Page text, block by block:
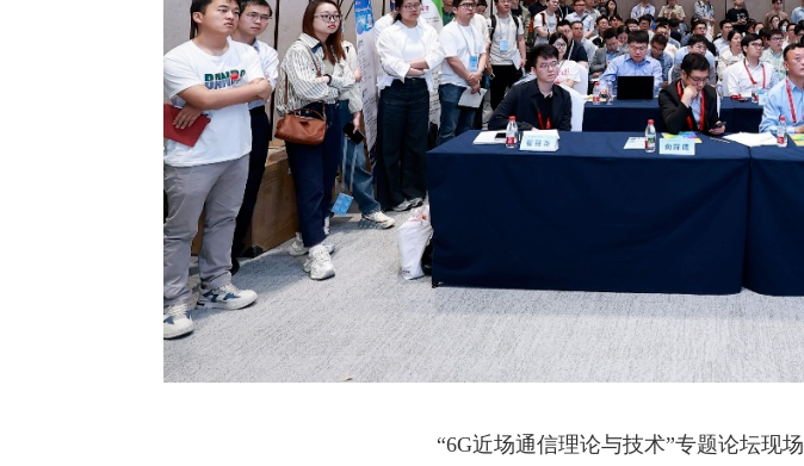
“6G近场通信理论与技术”专题论坛现场